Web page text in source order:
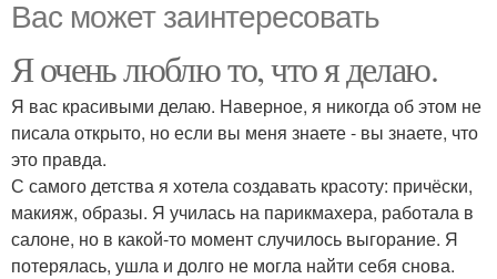
Вас может заинтересовать
Я очень люблю то, что я делаю.
Я вас красивыми делаю. Наверное, я никогда об этом не
писала открыто, но если вы меня знаете - вы знаете, что
это правда.
С самого детства я хотела создавать красоту: причёски,
макияж, образы. Я училась на парикмахера, работала в
салоне, но в какой-то момент случилось выгорание. Я
потерялась, ушла и долго не могла найти себя снова.